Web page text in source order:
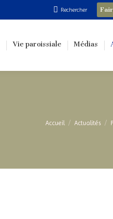
Recherche
:
Rechercher
Vie paroissiale Médias
Vous êtes ici :
Accueil Actualités